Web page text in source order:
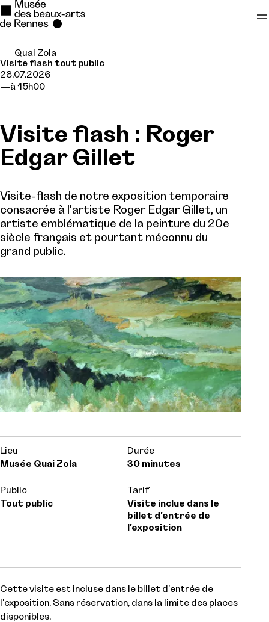
Se rendre au
Contenu principal
Quai Zola
Visite flash tout public
28.07.2026
à 15h00
Visite flash : Roger
Edgar Gillet
Visite-flash de notre exposition temporaire
consacrée à l'artiste Roger Edgar Gillet, un
artiste emblématique de la peinture du 20e
siècle français et pourtant méconnu du
grand public.
Lieu
Musée Quai Zola
Durée
30 minutes
Public
Tout public
Tarif
Visite inclue dans le
billet d'entrée de
l'exposition
Cette visite est incluse dans le billet d'entrée de
l'exposition. Sans réservation, dans la limite des places
disponibles.